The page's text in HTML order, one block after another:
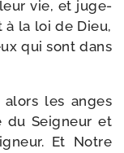
vie, et juge­
la loi de Dieu,
qui sont dans
les anges
du Seigneur et
Et Notre